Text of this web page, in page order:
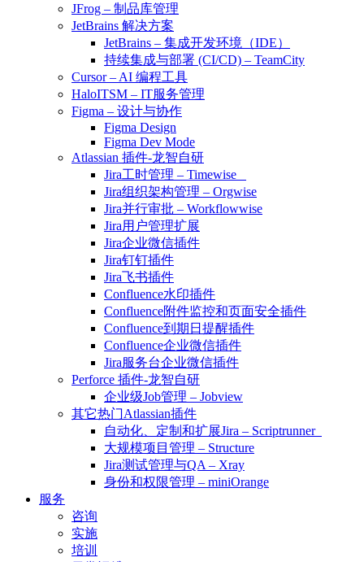
JFrog – 制品库管理
JetBrains 解决方案
JetBrains – 集成开发环境（IDE）
持续集成与部署 (CI/CD) – TeamCity
Cursor – AI 编程工具
HaloITSM – IT服务管理
Figma – 设计与协作
Figma Design
Figma Dev Mode
Atlassian 插件-龙智自研
Jira工时管理 – Timewise
Jira组织架构管理 – Orgwise
Jira并行审批 – Workflowwise
Jira用户管理扩展
Jira企业微信插件
Jira钉钉插件
Jira飞书插件
Confluence水印插件
Confluence附件监控和页面安全插件
Confluence到期日提醒插件
Confluence企业微信插件
Jira服务台企业微信插件
Perforce 插件-龙智自研
企业级Job管理 – Jobview
其它热门Atlassian插件
自动化、定制和扩展Jira – Scriptrunner
大规模项目管理 – Structure
Jira测试管理与QA – Xray
身份和权限管理 – miniOrange
服务
咨询
实施
培训